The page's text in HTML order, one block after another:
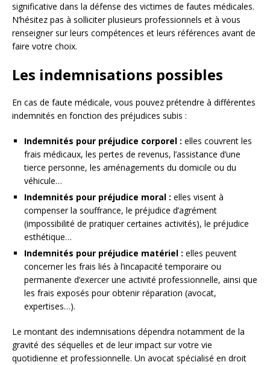
significative dans la défense des victimes de fautes médicales.
N’hésitez pas à solliciter plusieurs professionnels et à vous
renseigner sur leurs compétences et leurs références avant de
faire votre choix.
Les indemnisations possibles
En cas de faute médicale, vous pouvez prétendre à différentes
indemnités en fonction des préjudices subis :
Indemnités pour préjudice corporel : elles couvrent les
frais médicaux, les pertes de revenus, l’assistance d’une
tierce personne, les aménagements du domicile ou du
véhicule…
Indemnités pour préjudice moral : elles visent à
compenser la souffrance, le préjudice d’agrément
(impossibilité de pratiquer certaines activités), le préjudice
esthétique…
Indemnités pour préjudice matériel : elles peuvent
concerner les frais liés à l’incapacité temporaire ou
permanente d’exercer une activité professionnelle, ainsi que
les frais exposés pour obtenir réparation (avocat,
expertises…).
Le montant des indemnisations dépendra notamment de la
gravité des séquelles et de leur impact sur votre vie
quotidienne et professionnelle. Un avocat spécialisé en droit